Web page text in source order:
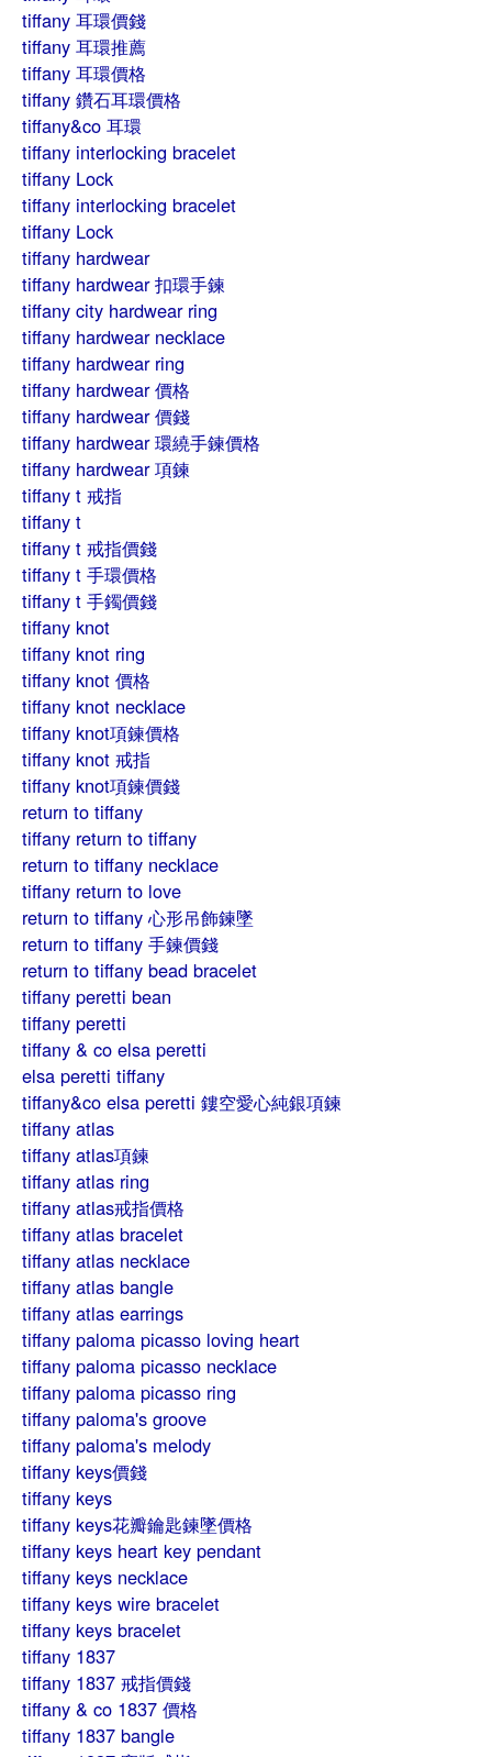
tiffany 耳環價錢
tiffany 耳環推薦
tiffany 耳環價格
tiffany 鑽石耳環價格
tiffany&co 耳環
tiffany interlocking bracelet
tiffany Lock
tiffany interlocking bracelet
tiffany Lock
tiffany hardwear
tiffany hardwear 扣環手鍊
tiffany city hardwear ring
tiffany hardwear necklace
tiffany hardwear ring
tiffany hardwear 價格
tiffany hardwear 價錢
tiffany hardwear 環繞手鍊價格
tiffany hardwear 項鍊
tiffany t 戒指
tiffany t
tiffany t 戒指價錢
tiffany t 手環價格
tiffany t 手鐲價錢
tiffany knot
tiffany knot ring
tiffany knot 價格
tiffany knot necklace
tiffany knot項鍊價格
tiffany knot 戒指
tiffany knot項鍊價錢
return to tiffany
tiffany return to tiffany
return to tiffany necklace
tiffany return to love
return to tiffany 心形吊飾鍊墜
return to tiffany 手鍊價錢
return to tiffany bead bracelet
tiffany peretti bean
tiffany peretti
tiffany & co elsa peretti
elsa peretti tiffany
tiffany&co elsa peretti 鏤空愛心純銀項鍊
tiffany atlas
tiffany atlas項鍊
tiffany atlas ring
tiffany atlas戒指價格
tiffany atlas bracelet
tiffany atlas necklace
tiffany atlas bangle
tiffany atlas earrings
tiffany paloma picasso loving heart
tiffany paloma picasso necklace
tiffany paloma picasso ring
tiffany paloma's groove
tiffany paloma's melody
tiffany keys價錢
tiffany keys
tiffany keys花瓣鑰匙鍊墜價格
tiffany keys heart key pendant
tiffany keys necklace
tiffany keys wire bracelet
tiffany keys bracelet
tiffany 1837
tiffany 1837 戒指價錢
tiffany & co 1837 價格
tiffany 1837 bangle